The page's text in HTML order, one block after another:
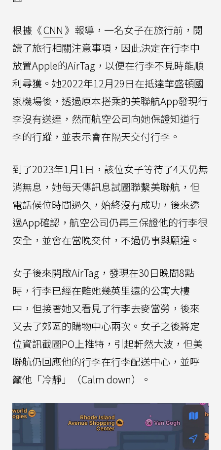
根據《CNN 》報導，一名女子在旅行前，閱
讀了旅行相關注意事項，因此決定在行李中
放置Apple的AirTag，以便在行李不見時能順
利尋獲。她2022年12月29日在抵達華盛頓國
家機場後，透過原本搭乘的美聯航App發現行
李沒有送達，然而航空公司向她保證知道行
李的行蹤，並表示會在隔天交付行李。
到了2023年1月1日，該位女子等待了4天仍無
消無息，她每天傳訊息試圖聯繫美聯航，但
電話候位時間過久，始終沒有成功，後來透
過App確認，航空公司仍再三保證他的行李很
安全，並會在當晚交付，不過仍事與願違。
女子後來開啟AirTag，發現在30日晚間8點
時，行李已經在離她幾英里遠的公寓大樓
中，但接著她又看見了行李去麥當勞，後來
又去了郊區的購物中心兩次。女子之後將定
位資訊截圖PO上推特，引起軒然大波，但美
聯航仍回應他的行李在行李配送中心，並呼
籲他「冷靜」（Calm down）。